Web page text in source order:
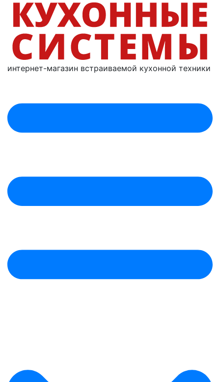
интернет-магазин встраиваемой кухонной техники